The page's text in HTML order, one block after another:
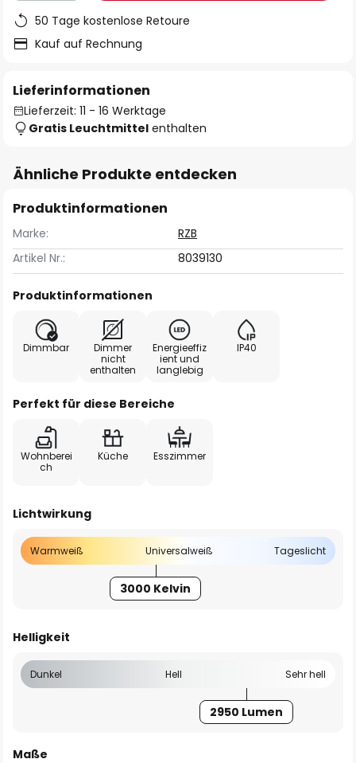
50 Tage kostenlose Retoure
Kauf auf Rechnung
Lieferinformationen
Lieferzeit: 11 - 16 Werktage
Gratis Leuchtmittel enthalten
Ähnliche Produkte entdecken
Produktinformationen
Marke:
RZB
Artikel Nr.:
8039130
Produktinformationen
Dimmbar
Dimmer
nicht
enthalten
Energieeffiz
ient und
langlebig
IP40
Perfekt für diese Bereiche
Wohnberei
ch
Küche Esszimmer
Lichtwirkung
Warmweiß Universalweiß Tageslicht
3000 Kelvin
Helligkeit
Dunkel Hell Sehr hell
2950 Lumen
Maße